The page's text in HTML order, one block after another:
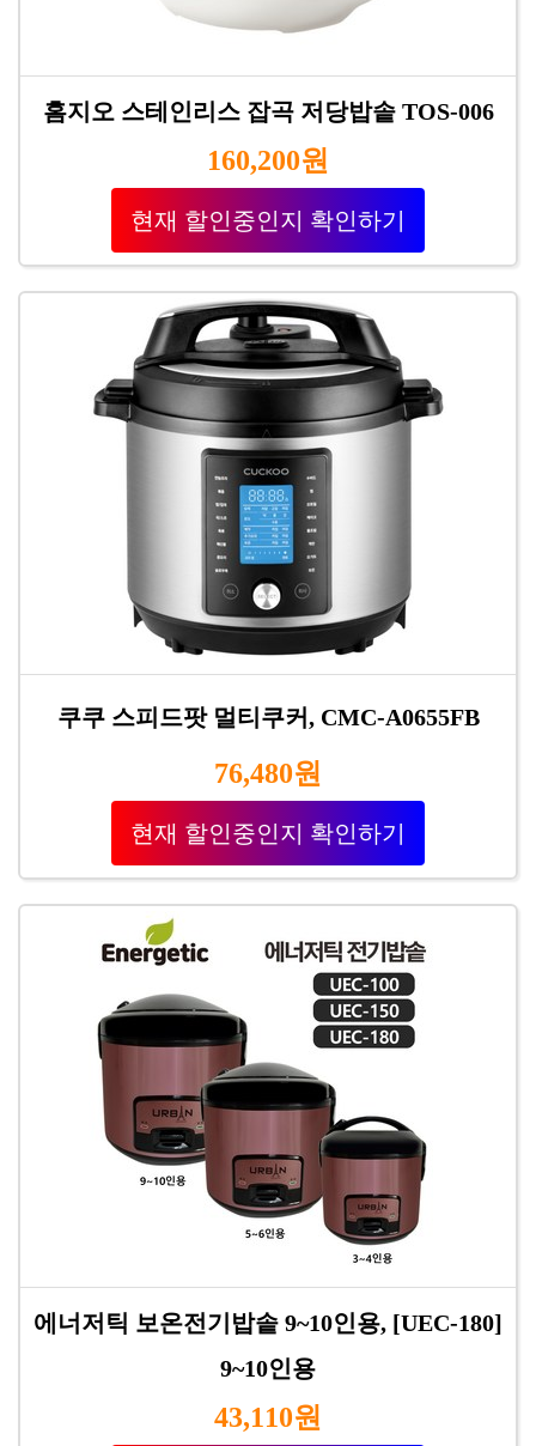
홈지오 스테인리스 잡곡 저당밥솥 TOS-006
160,200원
현재 할인중인지 확인하기
쿠쿠 스피드팟 멀티쿠커, CMC-A0655FB
76,480원
현재 할인중인지 확인하기
에너저틱 보온전기밥솥 9~10인용, [UEC-180]
9~10인용
43,110원